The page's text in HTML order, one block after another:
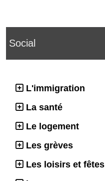
Social
L'immigration
La santé
Le logement
Les grèves
Les loisirs et fêtes